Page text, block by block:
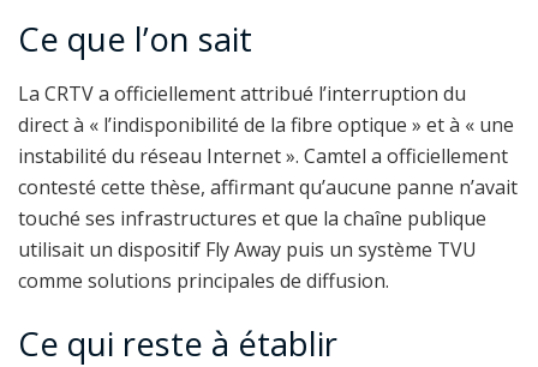
Ce que l’on sait
La CRTV a officiellement attribué l’interruption du
direct à « l’indisponibilité de la fibre optique » et à « une
instabilité du réseau Internet ». Camtel a officiellement
contesté cette thèse, affirmant qu’aucune panne n’avait
touché ses infrastructures et que la chaîne publique
utilisait un dispositif Fly Away puis un système TVU
comme solutions principales de diffusion.
Ce qui reste à établir